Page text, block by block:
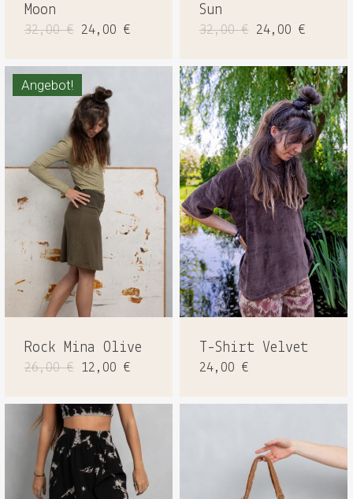
Moon
32,00€ Ursprünglicher
32,00 €
24,00 €Aktueller
24,00 €.
Sun
32,00€ Ursprünglicher
32,00 €
24,00 €
24,00
Angebot!
Rock Mina Olive
26,00€ Ursprünglicher
26,00 €
12,00 €Aktueller
12,00 €.
T-Shirt Velvet
24,00 €